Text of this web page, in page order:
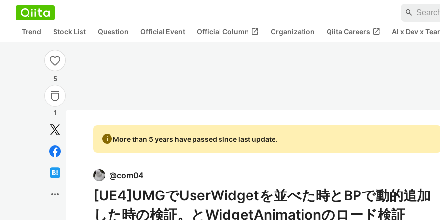
search
Trend Stock List Question Official Event Official Column open_in_new Organization Qiita Careers open_in_new AI x Dev x
5
1
more_horiz
infoMore than 5 years have passed since last update.
@com04
[UE4]UMGでUserWidgetを並べた時とBPで動的追加
した時の検証。とWidgetAnimationのロード検証